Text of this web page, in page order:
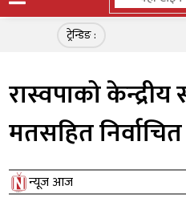
ट्रेन्डिङ :
रास्वपाको
मतसहित
न्यूज आज